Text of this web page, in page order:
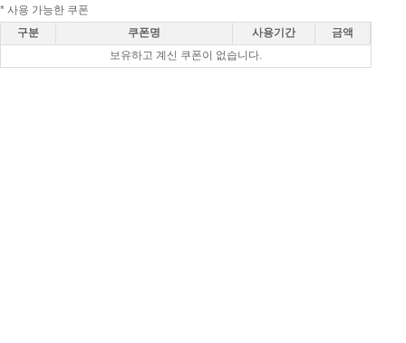
* 사용 가능한 쿠폰
구분
쿠폰명 사용기간
금액
보유하고 계신 쿠폰이 없습니다.